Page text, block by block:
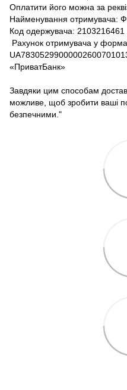
Оплатити його можна за
Найменування отримувача:
Код одержувача: 2103216461
Рахунок отримувача у
«ПриватБанк»
Завдяки цим способам
можливе, щоб зробити ваші
безпечними."